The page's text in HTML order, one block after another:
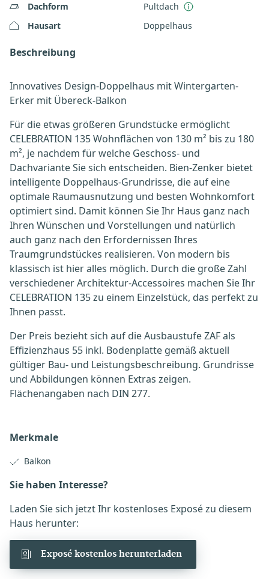
Dachform
Pultdach
Hausart
Doppelhaus
Beschreibung
Innovatives Design-Doppelhaus mit Wintergarten-
Erker mit Übereck-Balkon
Für die etwas größeren Grundstücke ermöglicht
CELEBRATION 135 Wohnflächen von 130 m² bis zu 180
m², je nachdem für welche Geschoss- und
Dachvariante Sie sich entscheiden. Bien-Zenker bietet
intelligente Doppelhaus-Grundrisse, die auf eine
optimale Raumausnutzung und besten Wohnkomfort
optimiert sind. Damit können Sie Ihr Haus ganz nach
Ihren Wünschen und Vorstellungen und natürlich
auch ganz nach den Erfordernissen Ihres
Traumgrundstückes realisieren. Von modern bis
klassisch ist hier alles möglich. Durch die große Zahl
verschiedener Architektur-Accessoires machen Sie Ihr
CELEBRATION 135 zu einem Einzelstück, das perfekt zu
Ihnen passt.
Der Preis bezieht sich auf die Ausbaustufe ZAF als
Effizienzhaus 55 inkl. Bodenplatte gemäß aktuell
gültiger Bau- und Leistungsbeschreibung. Grundrisse
und Abbildungen können Extras zeigen.
Flächenangaben nach DIN 277.
Merkmale
Balkon
Sie haben Interesse?
Laden Sie sich jetzt Ihr kostenloses Exposé zu diesem
Haus herunter:
Exposé kostenlos herunterladen